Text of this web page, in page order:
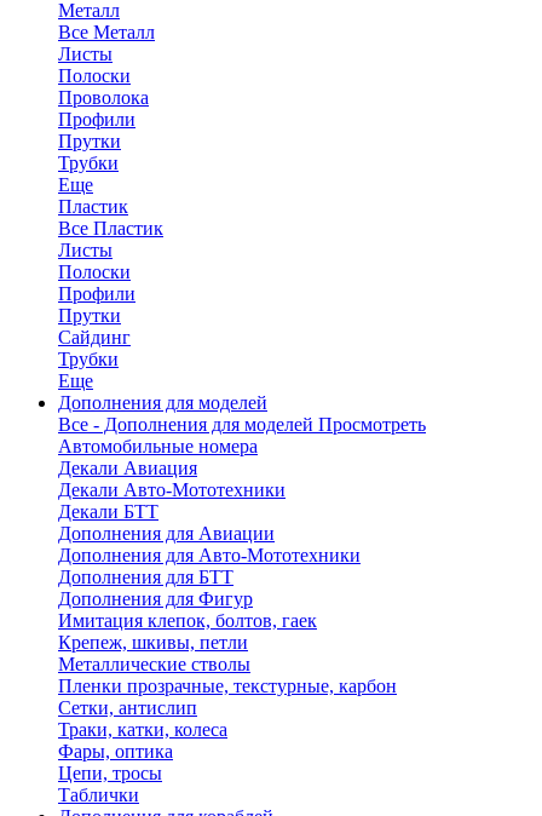
Металл
Все Металл
Листы
Полоски
Проволока
Профили
Прутки
Трубки
Еще
Пластик
Все Пластик
Листы
Полоски
Профили
Прутки
Сайдинг
Трубки
Еще
Дополнения для моделей
Все - Дополнения для моделей Просмотреть
Автомобильные номера
Декали Авиация
Декали Авто-Мототехники
Декали БТТ
Дополнения для Авиации
Дополнения для Авто-Мототехники
Дополнения для БТТ
Дополнения для Фигур
Имитация клепок, болтов, гаек
Крепеж, шкивы, петли
Металлические стволы
Пленки прозрачные, текстурные, карбон
Сетки, антислип
Траки, катки, колеса
Фары, оптика
Цепи, тросы
Таблички